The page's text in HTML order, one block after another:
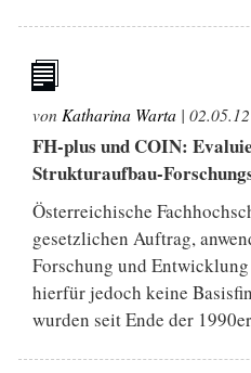
von Katharina Warta | 02.05.12
FH-plus und COIN:
Strukturaufbau-
Österreichische
gesetzlichen Auftrag,
Forschung und
hierfür jedoch keine
wurden seit Ende der